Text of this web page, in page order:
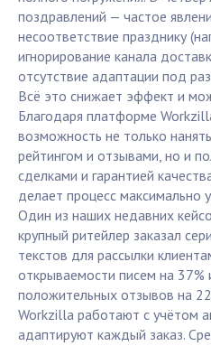
поздравлений — частое
несоответствие празднику
игнорирование канала
отсутствие адаптации под
Всё это снижает эффект и
Благодаря платформе
возможность не только
рейтингом и отзывами, но и
сделками и гарантией
делает процесс
Один из наших недавних
крупный ритейлер заказал
текстов для рассылки
открываемости писем на 37%
положительных отзывов на
Workzilla работают с учётом
адаптируют каждый заказ.